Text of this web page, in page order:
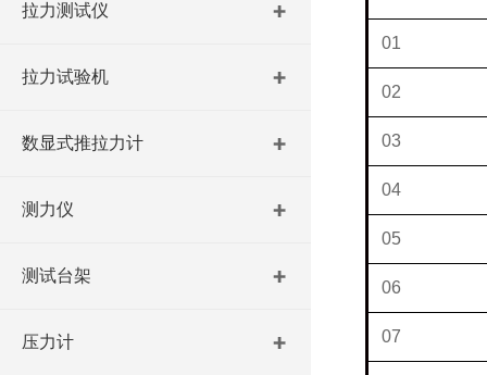
拉力测试仪
拉力试验机
数显式推拉力计
测力仪
测试台架
压力计
01
02
03
04
05
06
07